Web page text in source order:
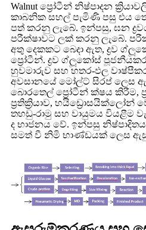
Walnut ප්‍රෝටීන් නිෂ්පාදන
කාබනික සහල් පැමිණි පසු එය
පත් කරනු ලැබේ. ඉන්පසු, ඝන
පරීක්ෂාවට ලක් කරනු ලැබේ.
අතු දෙකකට බෙදා ඇත, ද්‍රව
ප්‍රෝටීන්. ද්‍රව ග්ලූකෝස්
හුවමාරුව සහ හතර-ඵල
අවසානයේ මෝල්ට් සිරප් ලෙස
බොරතෙල් ප්‍රෝටීන් ක්ෂය කිරීම,
ප්‍රතික්‍රියාව, හයිඩ්‍රොසයික්ලෝන්
තහඩු-රාමු සහ වායුමය වියළීම
ද භාජනය වේ. ඉන්පසු
සමත් වී නිමි භාණ්ඩයක් ලෙස